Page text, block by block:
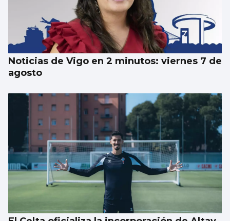
Luz verde definitiva al vial de acceso para
el CEIP Párroco Don Camilo
Noticias de Vigo en 2 minutos: viernes 7 de
agosto